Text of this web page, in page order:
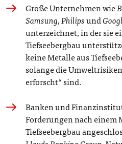
Große Unternehmen wie
Samsung,Philipsund
unterzeichnet, in der sie
Tiefseebergbau
keine Metalle aus
solange die
erforscht“ sind.
Banken und
Forderungen nach
Tiefseebergbau